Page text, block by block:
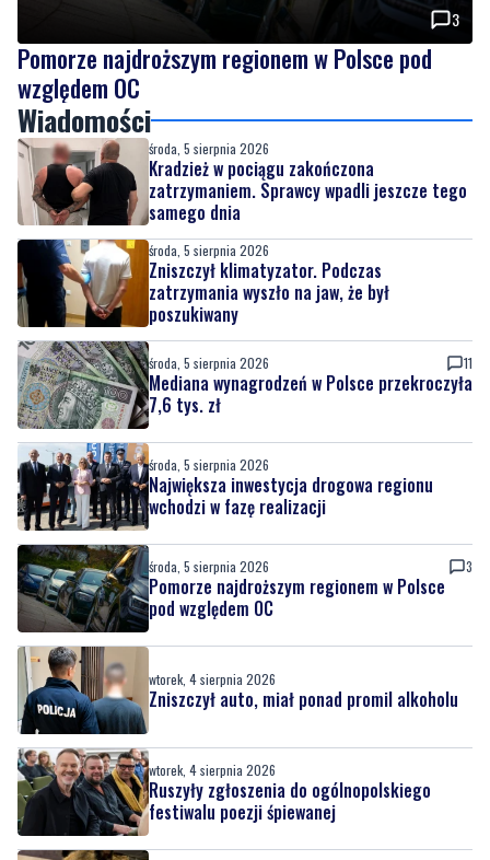
3
Pomorze najdroższym regionem w Polsce pod
względem OC
Wiadomości
środa, 5 sierpnia 2026
Kradzież w pociągu zakończona
zatrzymaniem. Sprawcy wpadli jeszcze tego
samego dnia
środa, 5 sierpnia 2026
Zniszczył klimatyzator. Podczas
zatrzymania wyszło na jaw, że był
poszukiwany
środa, 5 sierpnia 2026 11
Mediana wynagrodzeń w Polsce przekroczyła
7,6 tys. zł
środa, 5 sierpnia 2026
Największa inwestycja drogowa regionu
wchodzi w fazę realizacji
środa, 5 sierpnia 2026 3
Pomorze najdroższym regionem w Polsce
pod względem OC
wtorek, 4 sierpnia 2026
Zniszczył auto, miał ponad promil alkoholu
wtorek, 4 sierpnia 2026
Ruszyły zgłoszenia do ogólnopolskiego
festiwalu poezji śpiewanej